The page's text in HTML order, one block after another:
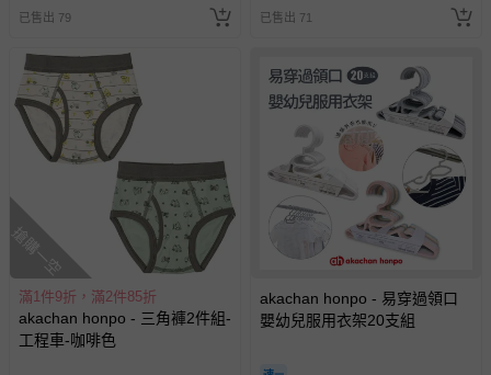
已售出 79 已售出 71
搶購一空
滿1件9折，滿2件85折
akachan honpo - 三角褲2件組-
工程車-咖啡色
akachan honpo - 易穿過領口
嬰幼兒服用衣架20支組